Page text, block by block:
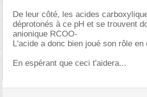
De leur côté, les acides
déprotonés à ce pH et se trouvent
anionique RCOO-
L'acide a donc bien joué son rôle en
En espérant que ceci t'aidera...